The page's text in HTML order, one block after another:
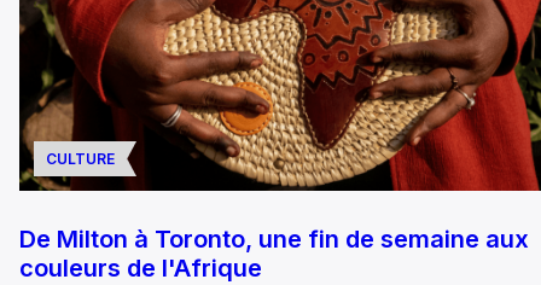
CULTURE
De Milton à Toronto, une fin de semaine aux
couleurs de l'Afrique